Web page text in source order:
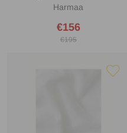
Harmaa
€156
€195